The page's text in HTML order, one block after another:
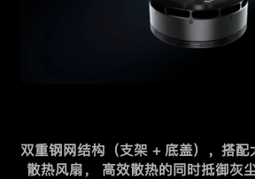
双重钢网结构（支架 + 底盖），搭配
散热风扇，
高效散热的同时抵御灰